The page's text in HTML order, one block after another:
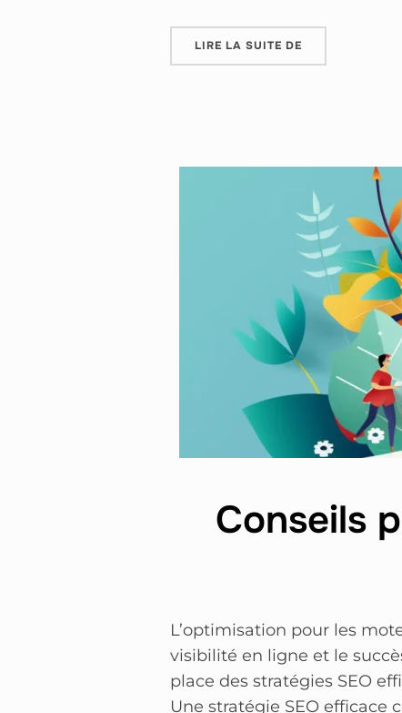
LIRE LA SUITE DE
Conseils
L’optimisation pour les
visibilité en ligne et le
place des stratégies SEO
Une stratégie SEO efficace